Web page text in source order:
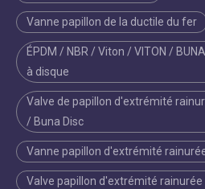
Vanne papillon de la ductile du fer
ÉPDM / NBR / Viton / VITON /
à disque
Valve de papillon d'extrémité
/ Buna Disc
Vanne papillon d'extrémité
Valve papillon d'extrémité rainurée